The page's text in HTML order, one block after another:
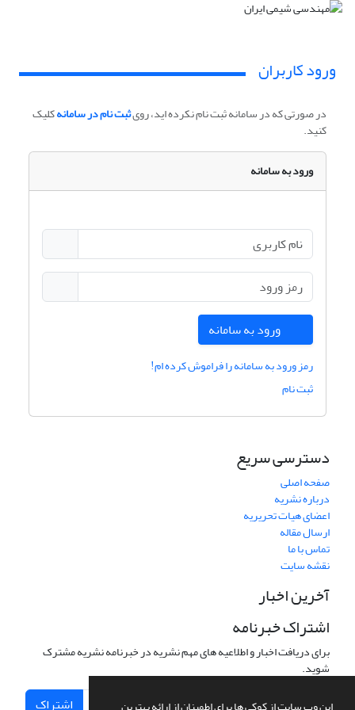
ورود کاربران
در صورتی که در سامانه ثبت نام نکرده اید، رویثبت نام در سامانهکلیک
کنید.
ورود به سامانه
ورود به سامانه
رمز ورود به سامانه را فراموش کرده ام!
ثبت نام
دسترسی سریع
صفحه اصلی
درباره نشریه
اعضای هیات تحریریه
ارسال مقاله
تماس با ما
نقشه سایت
آخرین اخبار
اشتراک خبرنامه
برای دریافت اخبار و اطلاعیه های مهم نشریه در خبرنامه نشریه مشترک
شوید.
اشتراک